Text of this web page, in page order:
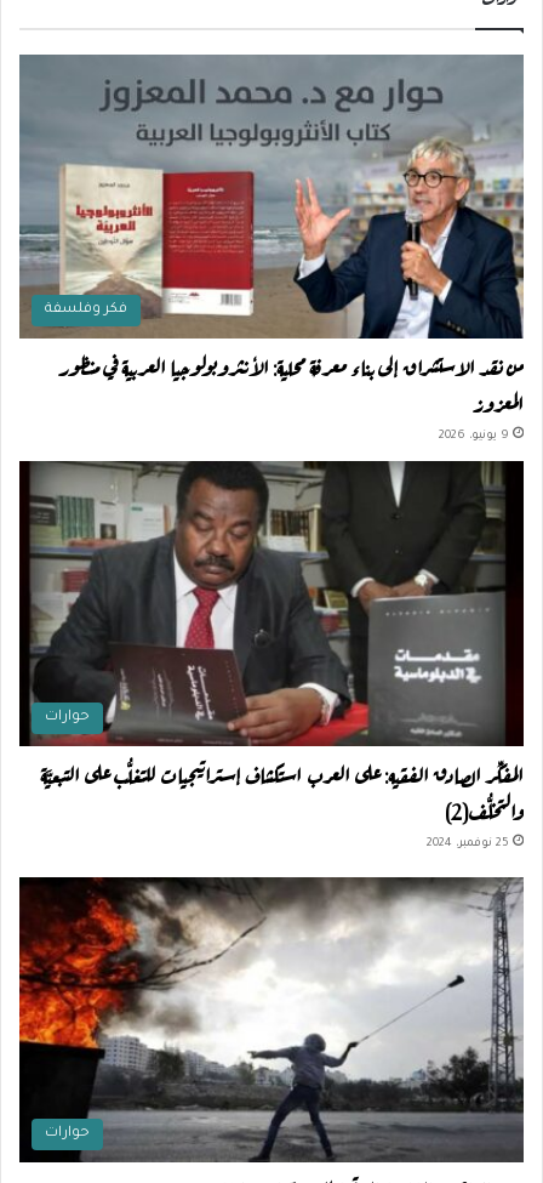
فكر وفلسفة
من نقد الاستشراق إلى بناء معرفة محلية: الأنثروبولوجيا العربية في منظور
المعزوز
9 يونيو، 2026
حوارات
المفكِّر الصادق الفقيه: على العرب استكشاف إستراتيجيات للتغلُّب على التبعيَّة
والتخلُّف(2)
25 نوفمبر، 2024
حوارات